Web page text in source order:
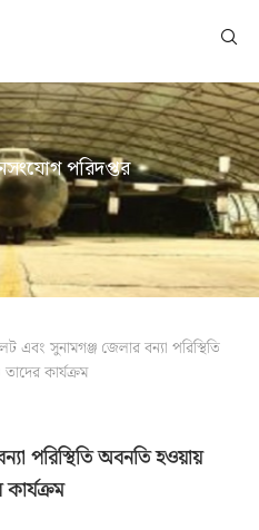
পরিদপ্তর
এবং সুনামগঞ্জ জেলার বন্যা পরিস্থিতি
কার্যক্রম
পরিস্থিতি অবনতি হওয়ায়